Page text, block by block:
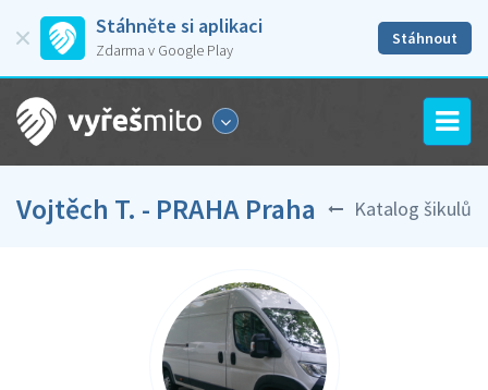
Stáhněte si aplikaci
Zdarma v Google Play
Stáhnout
Vojtěch T. - PRAHA Praha Katalog šikulů